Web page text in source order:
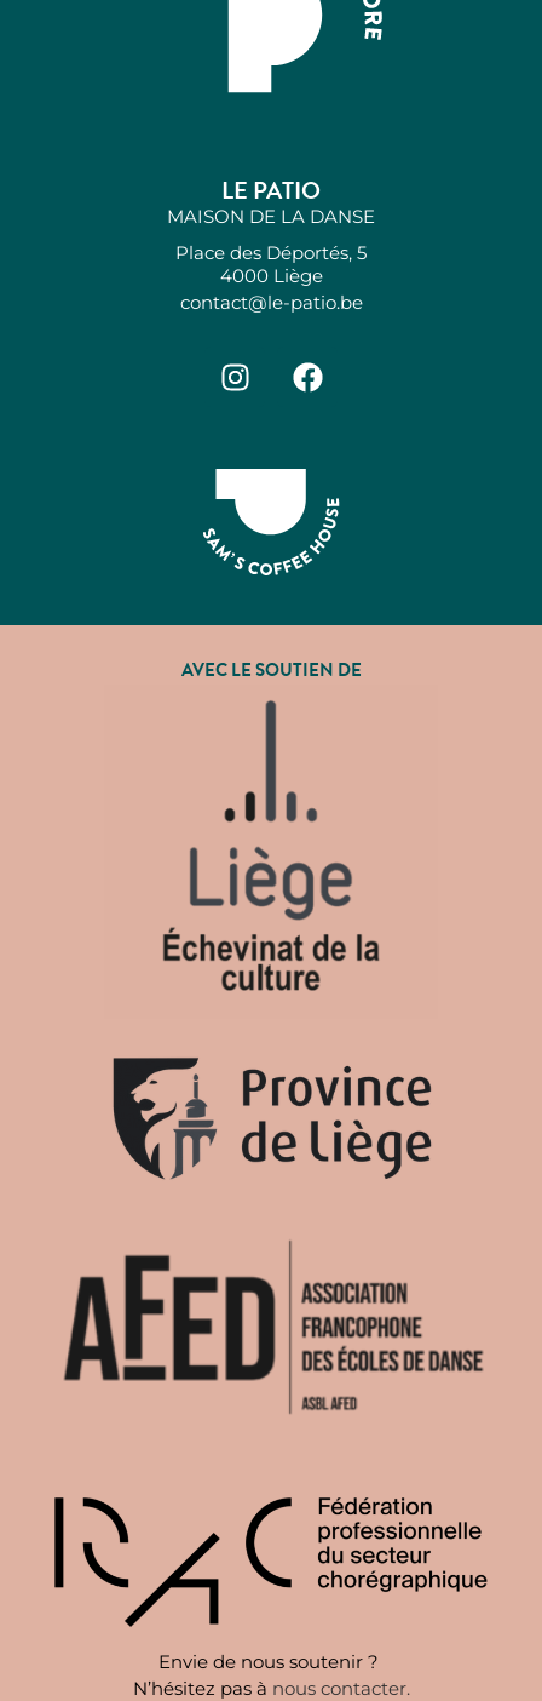
LE PATIO
MAISON DE LA DANSE
Place des Déportés, 5
4000 Liège
contact@le-patio.be
AVEC LE SOUTIEN DE
Envie de nous soutenir ?
N’hésitez pas à nous contacter.